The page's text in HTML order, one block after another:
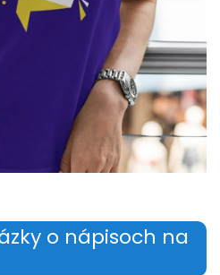
o nápisoch na